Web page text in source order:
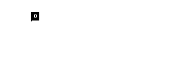
0